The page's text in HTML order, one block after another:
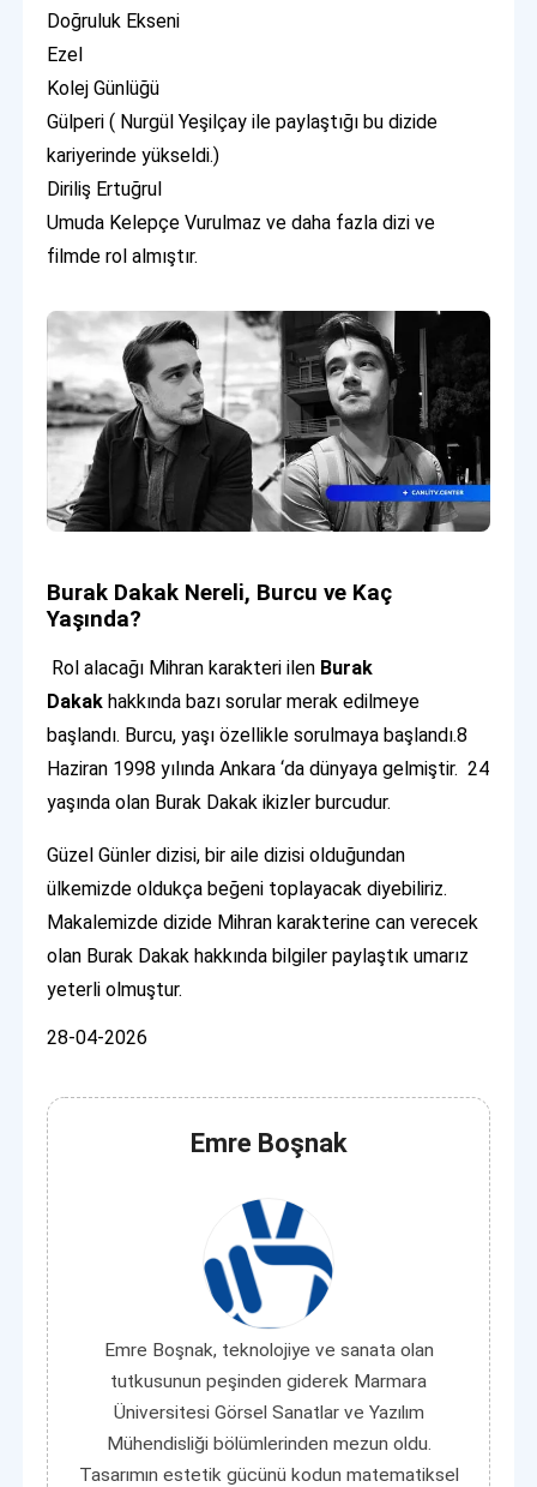
Doğruluk Ekseni
Ezel
Kolej Günlüğü
Gülperi ( Nurgül Yeşilçay ile paylaştığı bu dizide
kariyerinde yükseldi.)
Diriliş Ertuğrul
Umuda Kelepçe Vurulmaz ve daha fazla dizi ve
filmde rol almıştır.
Burak Dakak Nereli, Burcu ve Kaç
Yaşında?
Rol alacağı Mihran karakteri ilen Burak
Dakak hakkında bazı sorular merak edilmeye
başlandı. Burcu, yaşı özellikle sorulmaya başlandı.8
Haziran 1998 yılında Ankara ‘da dünyaya gelmiştir. 24
yaşında olan Burak Dakak ikizler burcudur.
Güzel Günler dizisi, bir aile dizisi olduğundan
ülkemizde oldukça beğeni toplayacak diyebiliriz.
Makalemizde dizide Mihran karakterine can verecek
olan Burak Dakak hakkında bilgiler paylaştık umarız
yeterli olmuştur.
28-04-2026
Emre Boşnak
Emre Boşnak, teknolojiye ve sanata olan
tutkusunun peşinden giderek Marmara
Üniversitesi Görsel Sanatlar ve Yazılım
Mühendisliği bölümlerinden mezun oldu.
Tasarımın estetik gücünü kodun matematiksel